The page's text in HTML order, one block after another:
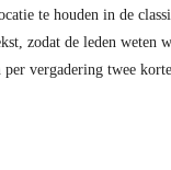
te houden in de
zodat de leden weten
vergadering twee